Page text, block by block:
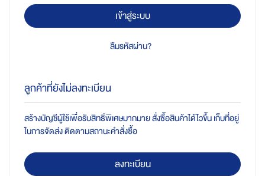
เข้าสู่ระบบ
ลืมรหัสผ่าน?
ลูกค้าที่ยังไม่ลงทะเบียน
สร้างบัญชีผู้ใช้เพื่อรับสิทธิ์พิเศษมากมาย สั่งซื้อสินค้าได้ไวขึ้น เก็บที่อยู่
ในการจัดส่ง ติดตามสถานะคำสั่งซื้อ
ลงทะเบียน